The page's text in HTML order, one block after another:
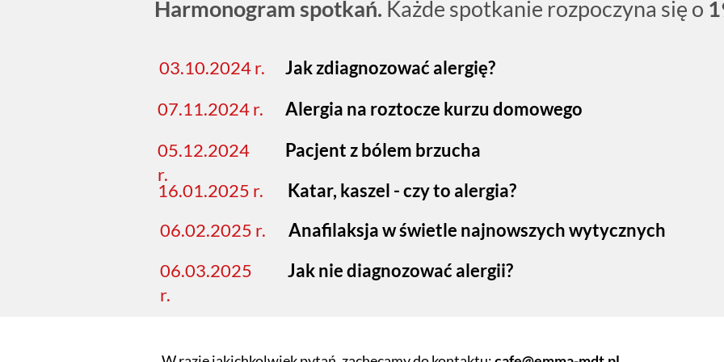
Harmonogram spotkań. Każde spotkanie rozpoczyna się o
03.10.2024 r.
Jak zdiagnozować alergię?
07.11.2024 r.
Alergia na roztocze kurzu domowego
05.12.2024
r.
Pacjent z bólem brzucha
16.01.2025 r.
Katar, kaszel - czy to alergia?
06.02.2025 r.
Anafilaksja w świetle najnowszych wytycznych
06.03.2025
r.
Jak nie diagnozować alergii?